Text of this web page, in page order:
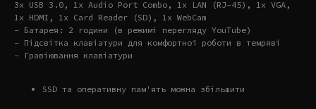
3x USB 3.0, 1x Audio Port Combo, 1x LAN (RJ-45), 1x VGA,
1x HDMI, 1x Card Reader (SD), 1x WebCam
- Батарея: 2 години (в режимі перегляду YouTube)
- Підсвітка клавіатури для комфортної роботи в темряві
- Гравіювання клавіатури
SSD та оперативну пам'ять можна збільшити